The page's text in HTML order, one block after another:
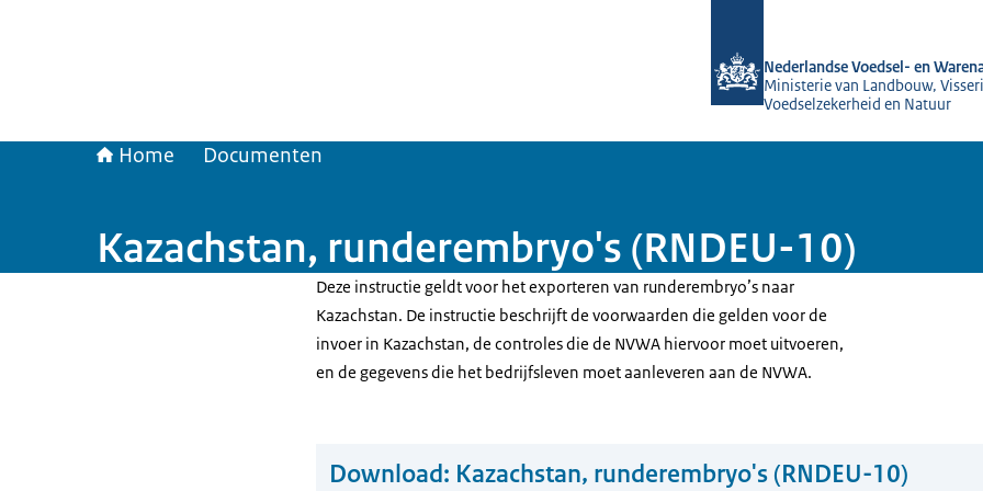
Nederlandse Voedsel- en
Ministerie van Landbouw,
Voedselzekerheid en Natuur
Home Documenten
Kazachstan, runderembryo's (RNDEU-10)
Deze instructie geldt voor het exporteren van runderembryo’s naar
Kazachstan. De instructie beschrijft de voorwaarden die gelden voor de
invoer in Kazachstan, de controles die de NVWA hiervoor moet uitvoeren,
en de gegevens die het bedrijfsleven moet aanleveren aan de NVWA.
Download: Kazachstan, runderembryo's (RNDEU-10)